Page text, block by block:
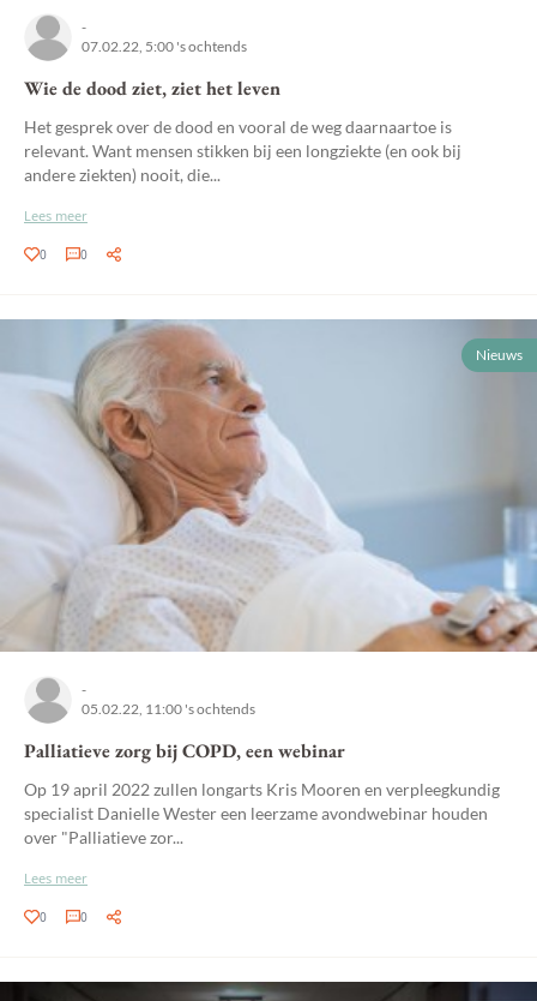
-
07.02.22, 5:00 's ochtends
Wie de dood ziet, ziet het leven
Het gesprek over de dood en vooral de weg daarnaartoe is
relevant. Want mensen stikken bij een longziekte (en ook bij
andere ziekten) nooit, die...
Lees meer
0 0
Nieuws
-
05.02.22, 11:00 's ochtends
Palliatieve zorg bij COPD, een webinar
Op 19 april 2022 zullen longarts Kris Mooren en verpleegkundig
specialist Danielle Wester een leerzame avondwebinar houden
over "Palliatieve zor...
Lees meer
0 0